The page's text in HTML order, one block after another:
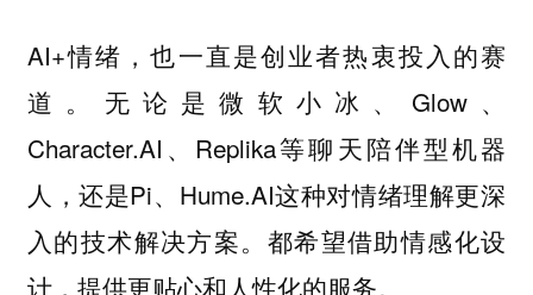
AI+情绪，也一直是创业者热衷投入的赛
道。无论是微软小冰、Glow、
Character.AI、Replika等聊天陪伴型机器
人，还是Pi、Hume.AI这种对情绪理解更深
入的技术解决方案。都希望借助情感化设
计，提供更贴心和人性化的服务。